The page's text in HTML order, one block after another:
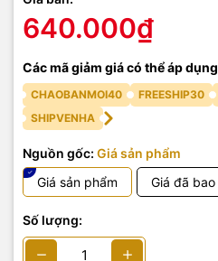
640.000₫
Các mã giảm giá có thể áp
CHAOBANMOI40 FREESHIP30
SHIPVENHA
Nguồn gốc: Giá sản phẩm
Giá sản phẩm
Giá đã bao
Số lượng: